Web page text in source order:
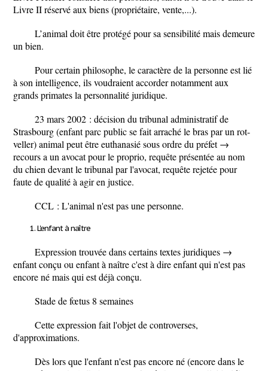
Livre II réservé aux biens (propriétaire, vente,...).
L’animal doit être protégé pour sa sensibilité mais demeure
un bien.
Pour certain philosophe, le caractère de la personne est lié
à son intelligence, ils voudraient accorder notamment aux
grands primates la personnalité juridique.
23 mars 2002 : décision du tribunal administratif de
Strasbourg (enfant parc public se fait arraché le bras par un rot-
veller) animal peut être euthanasié sous ordre du préfet →
recours a un avocat pour le proprio, requête présentée au nom
du chien devant le tribunal par l'avocat, requête rejetée pour
faute de qualité à agir en justice.
CCL : L'animal n'est pas une personne.
L'enfant à naître
Expression trouvée dans certains textes juridiques →
enfant conçu ou enfant à naître c'est à dire enfant qui n'est pas
encore né mais qui est déjà conçu.
Stade de fœtus 8 semaines
Cette expression fait l'objet de controverses,
d'approximations.
Dès lors que l'enfant n'est pas encore né (encore dans le